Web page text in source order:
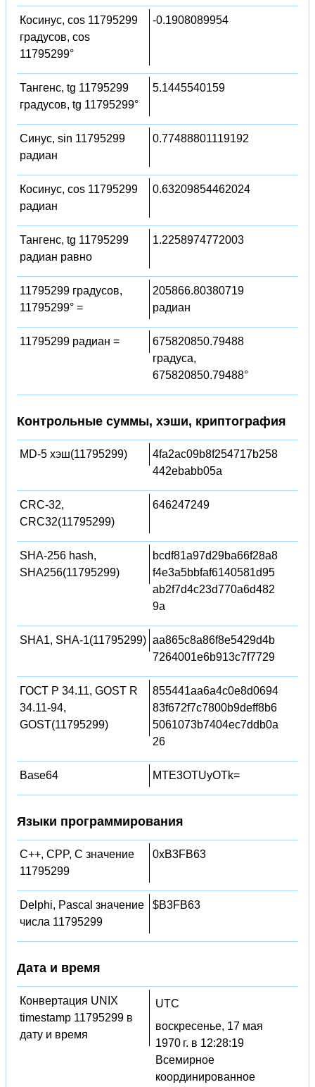
Косинус, cos 11795299
градусов, cos
11795299°
-0.1908089954
Тангенс, tg 11795299
градусов, tg 11795299°
5.1445540159
Синус, sin 11795299
радиан
0.77488801119192
Косинус, cos 11795299
радиан
0.63209854462024
Тангенс, tg 11795299
радиан равно
1.2258974772003
11795299 градусов,
11795299° =
205866.80380719
радиан
11795299 радиан =
675820850.79488
градуса,
675820850.79488°
Контрольные суммы, хэши, криптография
MD-5 хэш(11795299)
4fa2ac09b8f254717b258
442ebabb05a
CRC-32,
CRC32(11795299)
646247249
SHA-256 hash,
SHA256(11795299)
bcdf81a97d29ba66f28a8
f4e3a5bbfaf6140581d95
ab2f7d4c23d770a6d482
9a
SHA1, SHA-1(11795299) aa865c8a86f8e5429d4b
7264001e6b913c7f7729
ГОСТ Р 34.11, GOST R
34.11-94,
GOST(11795299)
855441aa6a4c0e8d0694
83f672f7c7800b9deff8b6
5061073b7404ec7ddb0a
26
Base64 MTE3OTUyOTk=
Языки программирования
C++, CPP, C значение
11795299
0xB3FB63
Delphi, Pascal значение
числа 11795299
$B3FB63
Дата и время
Конвертация UNIX
timestamp 11795299 в
дату и время
UTC
воскресенье, 17 мая
1970 г. в 12:28:19
Всемирное
координированное